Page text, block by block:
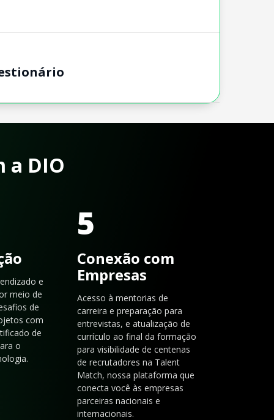
a DIO
e
meio de
de
com
de
o
5
Conexão com
Empresas
Acesso à mentorias de
carreira e preparação para
entrevistas, e atualização de
currículo ao final da formação
para visibilidade de centenas
de recrutadores na Talent
Match, nossa plataforma que
conecta você às empresas
parceiras nacionais e
internacionais.